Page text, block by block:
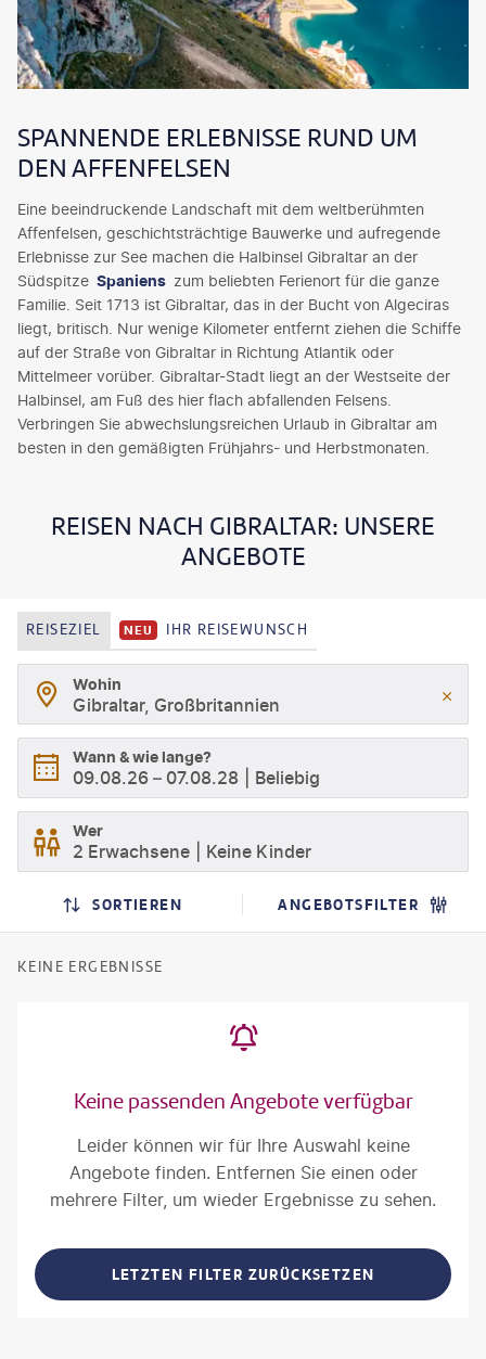
SPANNENDE ERLEBNISSE RUND UM
DEN AFFENFELSEN
Eine beeindruckende Landschaft mit dem weltberühmten
Affenfelsen, geschichtsträchtige Bauwerke und aufregende
Erlebnisse zur See machen die Halbinsel Gibraltar an der
Südspitze Spaniens zum beliebten Ferienort für die ganze
Familie. Seit 1713 ist Gibraltar, das in der Bucht von Algeciras
liegt, britisch. Nur wenige Kilometer entfernt ziehen die Schiffe
auf der Straße von Gibraltar in Richtung Atlantik oder
Mittelmeer vorüber. Gibraltar-Stadt liegt an der Westseite der
Halbinsel, am Fuß des hier flach abfallenden Felsens.
Verbringen Sie abwechslungsreichen Urlaub in Gibraltar am
besten in den gemäßigten Frühjahrs- und Herbstmonaten.
REISEN NACH GIBRALTAR: UNSERE
ANGEBOTE
REISEZIEL NEU IHR REISEWUNSCH
Wohin
Gibraltar, Großbritannien
Wann & wie lange?
09.08.26 – 07.08.28 Beliebig
Wer
2 Erwachsene Keine Kinder
SORTIEREN ANGEBOTSFILTER
KEINE ERGEBNISSE
Keine passenden Angebote verfügbar
Leider können wir für Ihre Auswahl keine
Angebote finden. Entfernen Sie einen oder
mehrere Filter, um wieder Ergebnisse zu sehen.
LETZTEN FILTER ZURÜCKSETZEN